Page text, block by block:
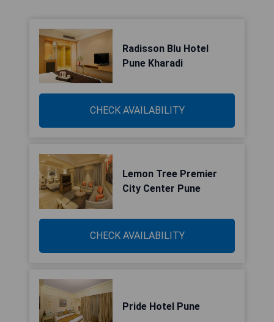
Radisson Blu Hotel
Pune Kharadi
CHECK AVAILABILITY
Lemon Tree Premier
City Center Pune
CHECK AVAILABILITY
Pride Hotel Pune